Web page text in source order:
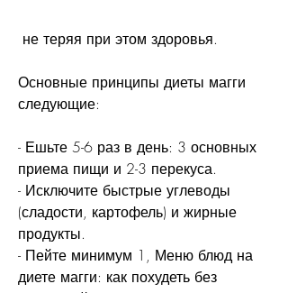
не теряя при этом здоровья.
Основные принципы диеты магги
следующие:
- Ешьте 5-6 раз в день: 3 основных
приема пищи и 2-3 перекуса.
- Исключите быстрые углеводы
(сладости, картофель) и жирные
продукты.
- Пейте минимум 1, Меню блюд на
диете магги: как похудеть без